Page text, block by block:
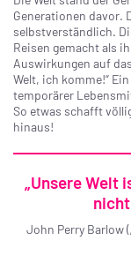
Generationen davor.
selbstverständlich.
Reisen gemacht als
Auswirkungen auf
Welt, ich komme!“
temporärer
So etwas schafft
hinaus!
„Unsere Welt
John Perry Barlow